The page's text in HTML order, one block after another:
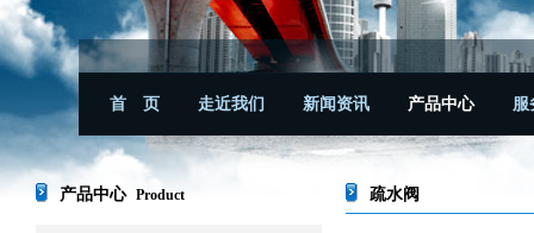
首 页 走近我们 新闻资讯 产品中心 服
产品中心 Product 疏水阀